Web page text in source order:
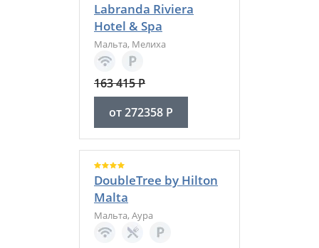
Labranda Riviera
Hotel & Spa
Мальта, Мелиха
163 415Р
от272358 Р
DoubleTree by Hilton
Malta
Мальта, Аура